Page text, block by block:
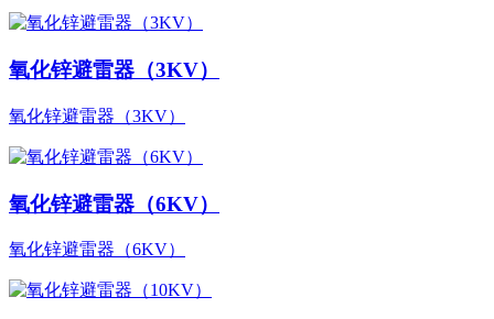
氧化锌避雷器（3KV）
氧化锌避雷器（3KV）
氧化锌避雷器（6KV）
氧化锌避雷器（6KV）